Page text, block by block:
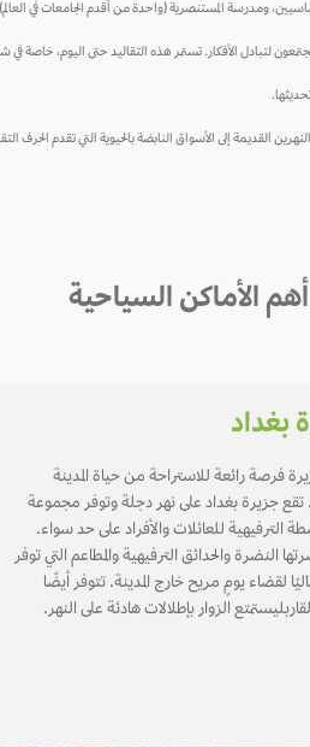
ومدرسة المستنصرية (واحدة من أقدم الجامعات في
لتبادل الأفكار. تستمر هذه التقاليد حتى اليوم، خاصة في
القديمة إلى الأسواق النابضة بالحيوية التي تقدم الحرف
أهم الأماكن السياحية
بغداد
فرصة رائعة للاستراحة من حياة المدينة
تقع جزيرة بغداد على نهر دجلة وتوفر مجموعة
الترفيهية للعائلات والأفراد على حد سواء.
النضرة والحدائق الترفيهية والمطاعم التي توفر
لقضاء يومٍ مريح خارج المدينة. تتوفر أيضًا
الزوار بإطلالات هادئة على النهر.